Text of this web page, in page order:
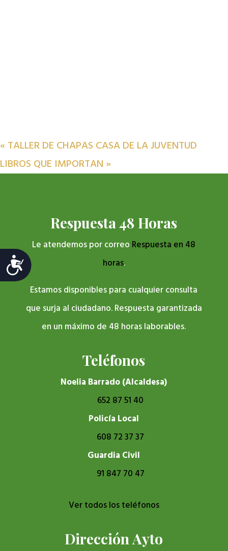
Accesibilidad
«TALLER DE CHAPAS CASA DE LA JUVENTUD
LIBROS QUE IMPORTAN »
Respuesta 48 Horas
Le atendemos por correo Respuesta en 48
horas.
Estamos disponibles para cualquier consulta
que surja al ciudadano. Respuesta garantizada
en un máximo de 48 horas laborables.
Teléfonos
Noelia Barrado (Alcaldesa)
652 87 51 40
Policía Local
608 72 37 37
Guardia Civil
91 847 70 47
Ver todos los teléfonos
Dirección Ayto